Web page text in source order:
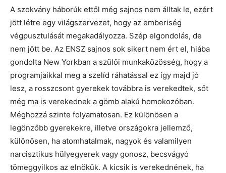
A szokvány háborúk ettől még sajnos nem álltak le, ezért
jött létre egy világszervezet, hogy az emberiség
végpusztulását megakadályozza. Szép elgondolás, de
nem jött be. Az ENSZ sajnos sok sikert nem ért el, hiába
gondolta New Yorkban a szülői munkaközösség, hogy a
programjaikkal meg a szelíd ráhatással ez így majd jó
lesz, a rosszcsont gyerekek továbbra is verekedtek, sőt
még ma is verekednek a gömb alakú homokozóban.
Méghozzá szinte folyamatosan. Ez különösen a
legönzőbb gyerekekre, illetve országokra jellemző,
különösen, ha atomhatalmak, nagyok és valamilyen
narcisztikus hülyegyerek vagy gonosz, becsvágyó
tömeggyilkos az elnökük. A kicsik is verekednének, ha